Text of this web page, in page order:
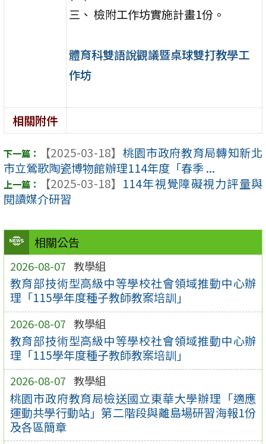
相關公告
2026-08-07 教學組
教育部技術型高級中等學校社會領域推動中心辦
理「115學年度種子教師教案培訓」
2026-08-07 教學組
教育部技術型高級中等學校社會領域推動中心辦
理「115學年度種子教師教案培訓」
2026-08-07 教學組
桃園市政府教育局檢送國立東華大學辦理「適應
運動共學行動站」第二階段與離島場研習海報1份
及各區簡章
三、 檢附工作坊實施計畫1份。
體育科雙語說觀議暨桌球雙打教學工
作坊
相關附件
【2025-03-18】 桃園市政府教育局轉知新北
市立鶯歌陶瓷博物館辦理114年度「春季 ...
【2025-03-18】 114年視覺障礙視力評量與
閱讀媒介研習